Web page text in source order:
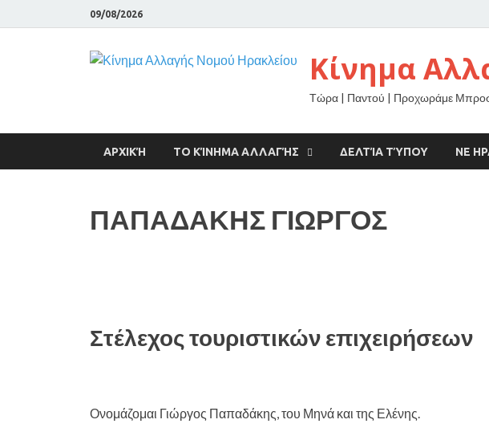
09/08/2026
Κίνημα
Τώρα | Παντού | Προχωράμε
ΑΡΧΙΚΉ ΤΟ ΚΊΝΗΜΑ ΑΛΛΑΓΉΣ ΔΕΛΤΊΑ ΤΎΠΟΥ ΝΕ
ΠΑΠΑΔΑΚΗΣ ΓΙΩΡΓΟΣ
Στέλεχος τουριστικών επιχειρήσεων
Ονομάζομαι Γιώργος Παπαδάκης, του Μηνά και της Ελένης.